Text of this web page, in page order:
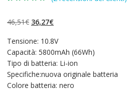
base di
recensioni
46,51€ Il
originale
era:
46,51€.
36,27€Il
attuale
è:
36,27€.
Tensione: 10.8V
Capacità: 5800mAh (66Wh)
Tipo di batteria: Li-ion
Specifiche:nuova originale batteria
Colore batteria: nero